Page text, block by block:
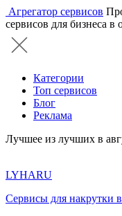
Агрегатор сервисов
сервисов для бизнеса в
Категории
Топ сервисов
Блог
Реклама
Лучшее из лучших в
LYHARU
Сервисы для накрутки